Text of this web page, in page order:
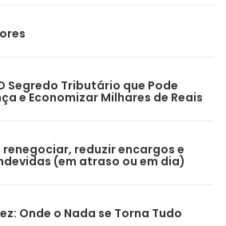
Segredo Tributário que Pode
e Economizar Milhares de Reais
renegociar, reduzir encargos e
(em atraso ou em dia)
Onde o Nada se Torna Tudo